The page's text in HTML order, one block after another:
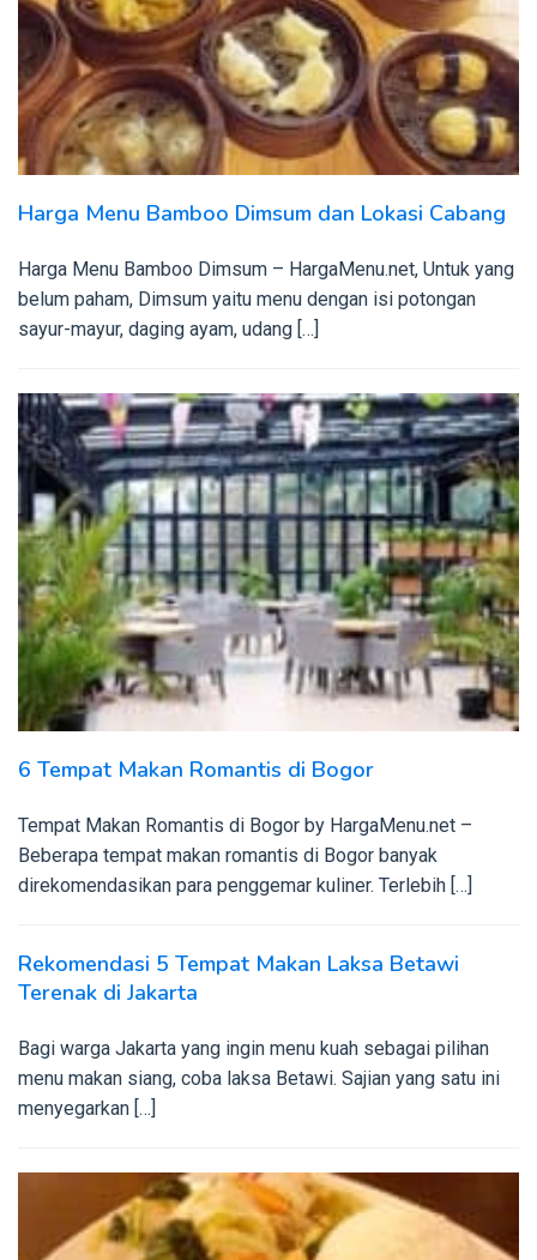
Harga Menu Bamboo Dimsum dan Lokasi Cabang
Harga Menu Bamboo Dimsum – HargaMenu.net, Untuk yang
belum paham, Dimsum yaitu menu dengan isi potongan
sayur-mayur, daging ayam, udang […]
6 Tempat Makan Romantis di Bogor
Tempat Makan Romantis di Bogor by HargaMenu.net –
Beberapa tempat makan romantis di Bogor banyak
direkomendasikan para penggemar kuliner. Terlebih […]
Rekomendasi 5 Tempat Makan Laksa Betawi
Terenak di Jakarta
Bagi warga Jakarta yang ingin menu kuah sebagai pilihan
menu makan siang, coba laksa Betawi. Sajian yang satu ini
menyegarkan […]